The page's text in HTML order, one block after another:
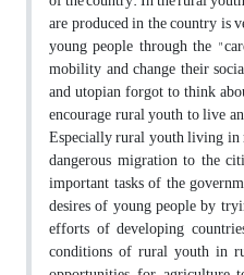
are produced in the country is
young people through the
mobility and change their
and utopian forgot to think
encourage rural youth to live
Especially rural youth living in
dangerous migration to the
important tasks of the
desires of young people by
efforts of developing
conditions of rural youth in